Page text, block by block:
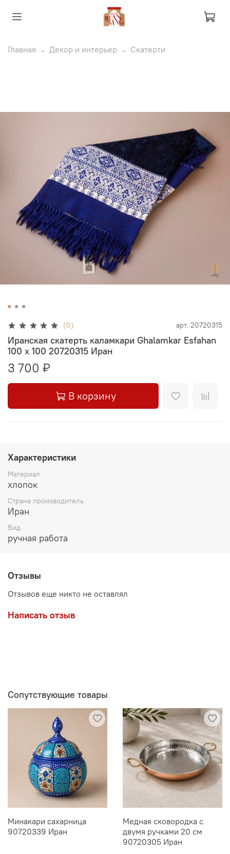
Главная Декор и интерьер Скатерти
(0) арт. 20720315
Иранская скатерть каламкари Ghalamkar Esfahan
100 х 100 20720315 Иран
3 700 ₽
В корзину
Характеристики
Материал
хлопок
Страна производитель
Иран
Вид
ручная работа
Отзывы
Отзывов еще никто не оставлял
Написать отзыв
Сопутствующие товары
Минакари сахарница
90720339 Иран
Медная сковородка с
двумя ручками 20 см
90720305 Иран